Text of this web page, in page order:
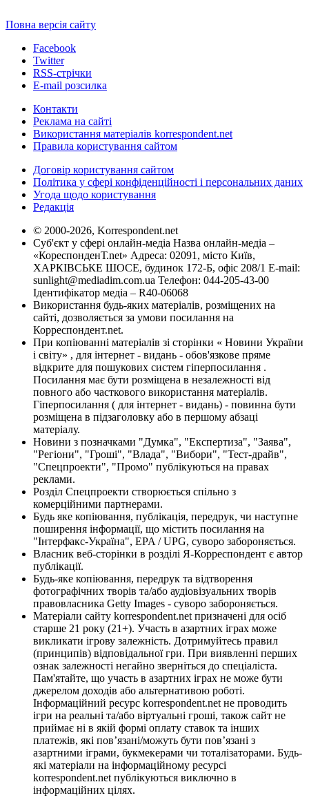
Повна версія сайту
Facebook
Twitter
RSS-стрічки
E-mail розсилка
Контакти
Реклама на сайті
Використання матеріалів korrespondent.net
Правила користування сайтом
Договір користування сайтом
Політика у сфері конфіденційності і персональних даних
Угода щодо користування
Редакція
© 2000-2026, Korrespondent.net
Суб'єкт у сфері онлайн-медіа Назва онлайн-медіа –
«КореспонденТ.net» Адреса: 02091, місто Київ,
ХАРКІВСЬКЕ ШОСЕ, будинок 172-Б, офіс 208/1 E-mail:
sunlight@mediadim.com.ua Телефон: 044-205-43-00
Ідентифікатор медіа – R40-06068
Використання будь-яких матеріалів, розміщених на
сайті, дозволяється за умови посилання на
Корреспондент.net.
При копіюванні матеріалів зі сторінки « Новини України
і світу» , для інтернет - видань - обов'язкове пряме
відкрите для пошукових систем гіперпосилання .
Посилання має бути розміщена в незалежності від
повного або часткового використання матеріалів.
Гіперпосилання ( для інтернет - видань) - повинна бути
розміщена в підзаголовку або в першому абзаці
матеріалу.
Новини з позначками "Думка", "Експертиза", "Заява",
"Регіони", "Гроші", "Влада", "Вибори", "Тест-драйв",
"Спецпроекти", "Промо" публікуються на правах
реклами.
Розділ Спецпроекти створюється спільно з
комерційними партнерами.
Будь яке копіювання, публікація, передрук, чи наступне
поширення інформації, що містить посилання на
"Інтерфакс-Україна", EPA / UPG, суворо забороняється.
Власник веб-сторінки в розділі Я-Корреспондент є автор
публікації.
Будь-яке копіювання, передрук та відтворення
фотографічних творів та/або аудіовізуальних творів
правовласника Getty Images - суворо забороняється.
Матеріали сайту korrespondent.net призначені для осіб
старше 21 року (21+). Участь в азартних іграх може
викликати ігрову залежність. Дотримуйтесь правил
(принципів) відповідальної гри. При виявленні перших
ознак залежності негайно зверніться до спеціаліста.
Пам'ятайте, що участь в азартних іграх не може бути
джерелом доходів або альтернативою роботі.
Інформаційний ресурс korrespondent.net не проводить
ігри на реальні та/або віртуальні гроші, також сайт не
приймає ні в якій формі оплату ставок та інших
платежів, які пов’язані/можуть бути пов’язані з
азартними іграми, букмекерами чи тоталізаторами. Будь-
які матеріали на інформаційному ресурсі
korrespondent.net публікуються виключно в
інформаційних цілях.